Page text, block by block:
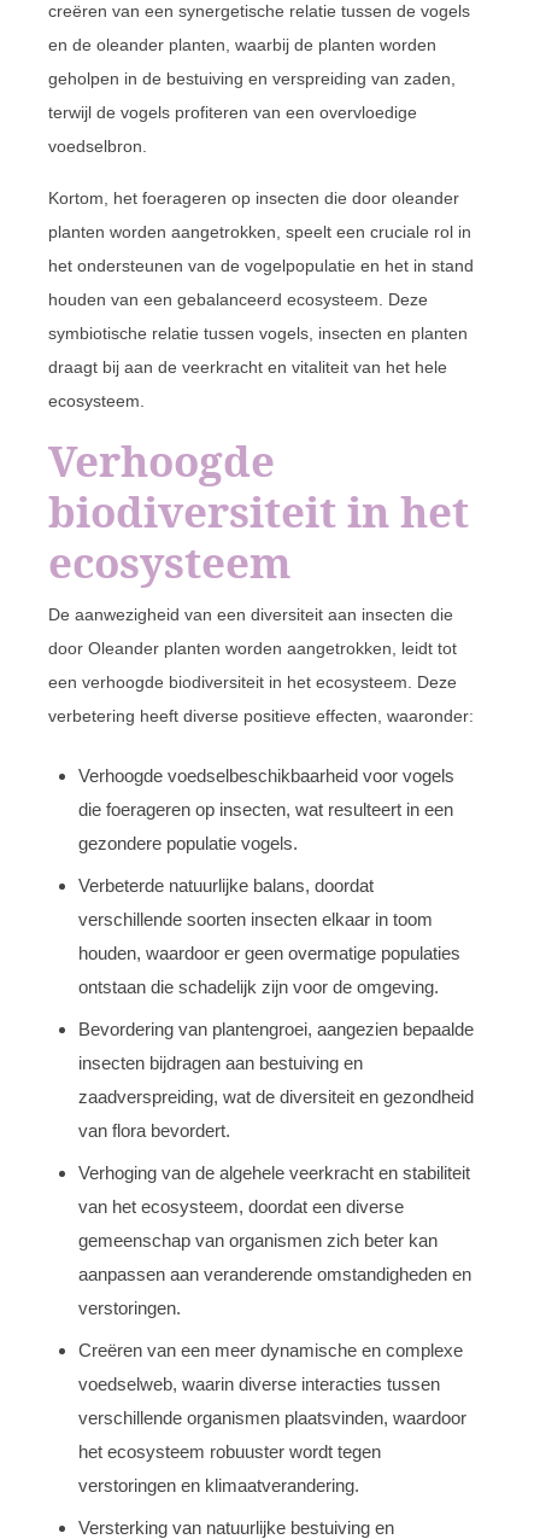
creëren van een synergetische relatie tussen de vogels
en de oleander planten, waarbij de planten worden
geholpen in de bestuiving en verspreiding van zaden,
terwijl de vogels profiteren van een overvloedige
voedselbron.
Kortom, het foerageren op insecten die door oleander
planten worden aangetrokken, speelt een cruciale rol in
het ondersteunen van de vogelpopulatie en het in stand
houden van een gebalanceerd ecosysteem. Deze
symbiotische relatie tussen vogels, insecten en planten
draagt bij aan de veerkracht en vitaliteit van het hele
ecosysteem.
Verhoogde
biodiversiteit in het
ecosysteem
De aanwezigheid van een diversiteit aan insecten die
door Oleander planten worden aangetrokken, leidt tot
een verhoogde biodiversiteit in het ecosysteem. Deze
verbetering heeft diverse positieve effecten, waaronder:
Verhoogde voedselbeschikbaarheid voor vogels
die foerageren op insecten, wat resulteert in een
gezondere populatie vogels.
Verbeterde natuurlijke balans, doordat
verschillende soorten insecten elkaar in toom
houden, waardoor er geen overmatige populaties
ontstaan die schadelijk zijn voor de omgeving.
Bevordering van plantengroei, aangezien bepaalde
insecten bijdragen aan bestuiving en
zaadverspreiding, wat de diversiteit en gezondheid
van flora bevordert.
Verhoging van de algehele veerkracht en stabiliteit
van het ecosysteem, doordat een diverse
gemeenschap van organismen zich beter kan
aanpassen aan veranderende omstandigheden en
verstoringen.
Creëren van een meer dynamische en complexe
voedselweb, waarin diverse interacties tussen
verschillende organismen plaatsvinden, waardoor
het ecosysteem robuuster wordt tegen
verstoringen en klimaatverandering.
Versterking van natuurlijke bestuiving en